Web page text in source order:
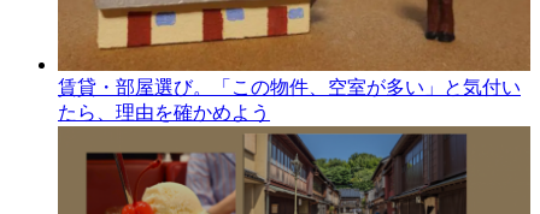
賃貸・部屋選び。「この物件、空室が多い」と気付い
たら、理由を確かめよう